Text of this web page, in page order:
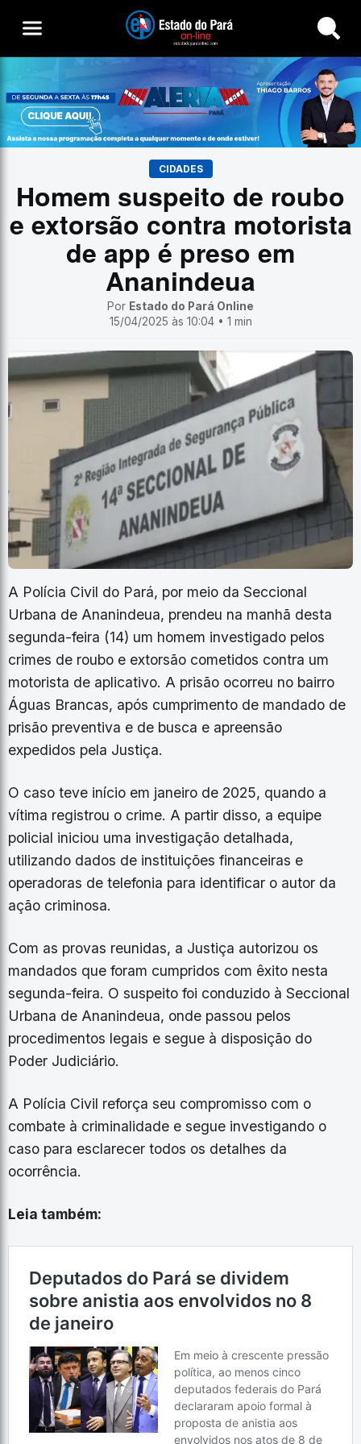
Buscar
CIDADES
Homem suspeito de roubo
e extorsão contra motorista
de app é preso em
Ananindeua
Por Estado do Pará Online
15/04/2025 às 10:04 • 1 min
A Polícia Civil do Pará, por meio da Seccional
Urbana de Ananindeua, prendeu na manhã desta
segunda-feira (14) um homem investigado pelos
crimes de roubo e extorsão cometidos contra um
motorista de aplicativo. A prisão ocorreu no bairro
Águas Brancas, após cumprimento de mandado de
prisão preventiva e de busca e apreensão
expedidos pela Justiça.
O caso teve início em janeiro de 2025, quando a
vítima registrou o crime. A partir disso, a equipe
policial iniciou uma investigação detalhada,
utilizando dados de instituições financeiras e
operadoras de telefonia para identificar o autor da
ação criminosa.
Com as provas reunidas, a Justiça autorizou os
mandados que foram cumpridos com êxito nesta
segunda-feira. O suspeito foi conduzido à Seccional
Urbana de Ananindeua, onde passou pelos
procedimentos legais e segue à disposição do
Poder Judiciário.
A Polícia Civil reforça seu compromisso com o
combate à criminalidade e segue investigando o
caso para esclarecer todos os detalhes da
ocorrência.
Leia também: